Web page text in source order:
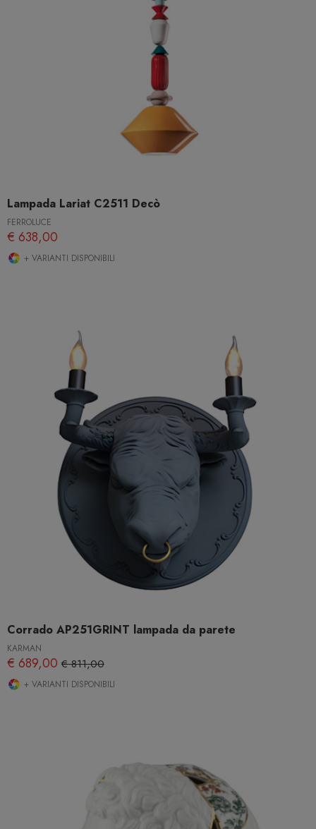
Lampada Lariat C2511 Decò
FERROLUCE
€ 638,00
+ VARIANTI DISPONIBILI
Corrado AP251GRINT lampada da parete
KARMAN
€ 689,00 € 811,00
+ VARIANTI DISPONIBILI